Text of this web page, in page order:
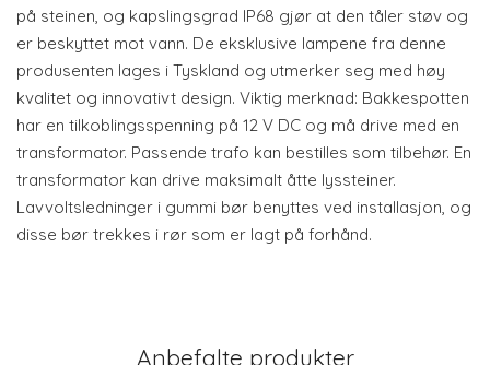
på steinen, og kapslingsgrad IP68 gjør at den tåler støv og
er beskyttet mot vann. De eksklusive lampene fra denne
produsenten lages i Tyskland og utmerker seg med høy
kvalitet og innovativt design. Viktig merknad: Bakkespotten
har en tilkoblingsspenning på 12 V DC og må drive med en
transformator. Passende trafo kan bestilles som tilbehør. En
transformator kan drive maksimalt åtte lyssteiner.
Lavvoltsledninger i gummi bør benyttes ved installasjon, og
disse bør trekkes i rør som er lagt på forhånd.
Anbefalte produkter